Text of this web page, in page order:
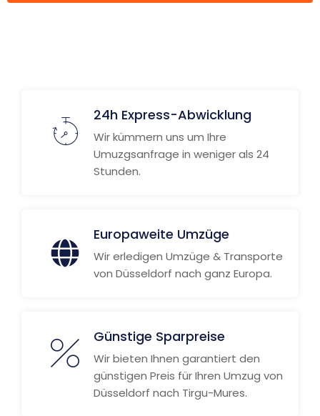
24h Express-Abwicklung
Wir kümmern uns um Ihre
Umuzgsanfrage in weniger als 24
Stunden.
Europaweite Umzüge
Wir erledigen Umzüge & Transporte
von Düsseldorf nach ganz Europa.
Günstige Sparpreise
Wir bieten Ihnen garantiert den
günstigen Preis für Ihren Umzug von
Düsseldorf nach Tirgu-Mures.